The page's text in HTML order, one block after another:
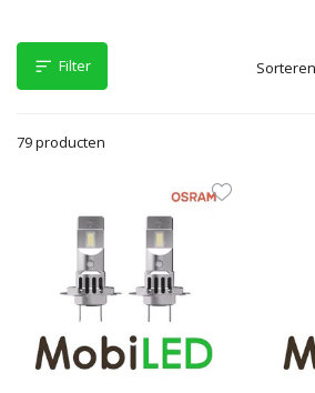
Filter
79 producten